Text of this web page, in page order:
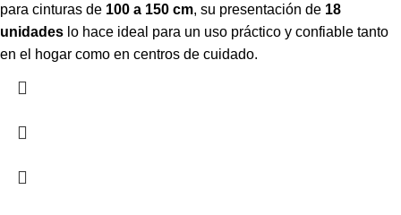
para cinturas de 100 a 150 cm, su presentación de 18
unidades lo hace ideal para un uso práctico y confiable tanto
en el hogar como en centros de cuidado.